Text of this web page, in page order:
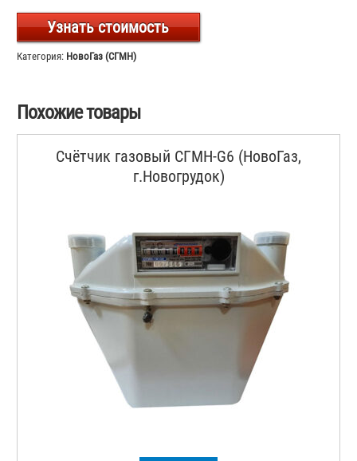
Узнать стоимость
Категория: НовоГаз (СГМН)
Похожие товары
Счётчик газовый СГМН-G6 (НовоГаз,
г.Новогрудок)